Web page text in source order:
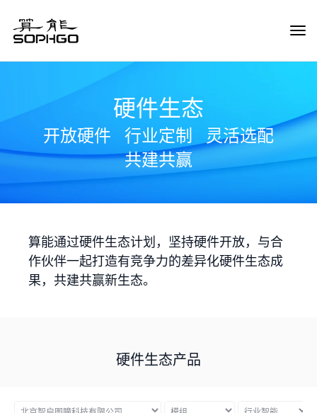
硬件生态
开放硬件 行业定制
灵活选配
共建共赢
算能通过硬件生态计划，坚持硬件开放，与合
作伙伴一起打造有竞争力的差异化硬件生态成
果，共建共赢新生态。
硬件生态产品